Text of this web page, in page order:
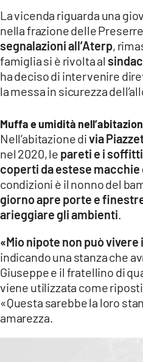
LACAPITALENEWS.IT
App
ANDROID
La vicenda riguarda una
nella frazione delle
segnalazioni all’Aterp,
famiglia si è rivolta al
ha deciso di intervenire
la messa in sicurezza
Muffa e umidità
Nell’abitazione divia
nel 2020, le pareti e i soffitti
coperti da estese
condizioni è il nonno del
giorno apre porte e
arieggiare gli ambienti
«Mio nipote non può vivere
indicando una stanza che
Giuseppe e il fratellino di
viene utilizzata come
«Questa sarebbe la loro
amarezza.